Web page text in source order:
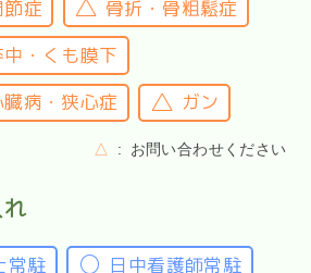
症
骨折・骨粗鬆症
・くも膜下
病・狭心症
ガン
△ お問い合わせください
常駐
日中看護師常駐